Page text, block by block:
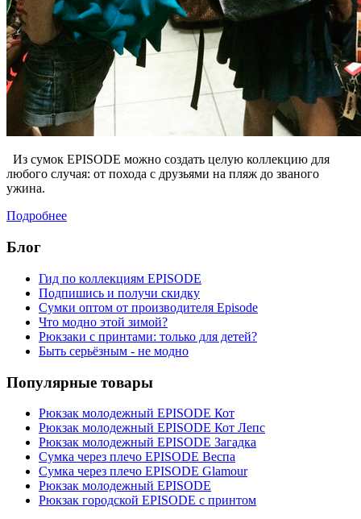
Из сумок EPISODE можно создать целую коллекцию для
любого случая: от похода с друзьями на пляж до званого
ужина.
Подробнее
Блог
Гид по коллекциям EPISODE
Подпишись и получи скидку
Сумки оптом от производителя Episode
Что модно этой зимой?
Рюкзаки с принтами: только для детей?
Быть серьёзным - не модно
Популярные товары
Рюкзак молодежный EPISODE Кот
Рюкзак молодежный EPISODE Кот Лепс
Рюкзак молодежный EPISODE Загадка
Сумка через плечо EPISODE Веспа
Сумка через плечо EPISODE Glamour
Рюкзак молодежный EPISODE
Рюкзак городской EPISODE с принтом